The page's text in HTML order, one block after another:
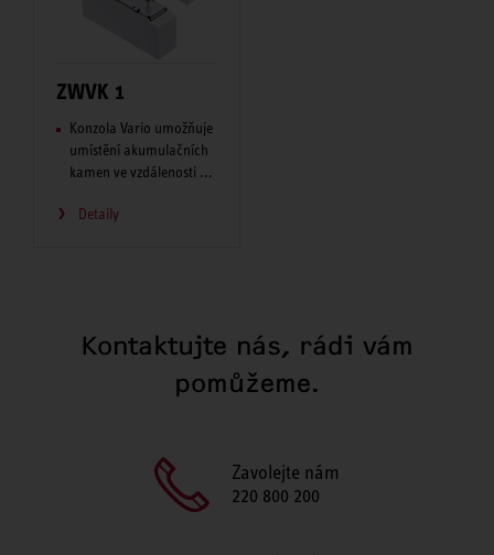
ZWVK 1
Konzola Vario umožňuje
umístění akumulačních
kamen ve vzdálenosti ...
Detaily
Kontaktujte nás, rádi vám
pomůžeme.
Zavolejte nám
220 800 200